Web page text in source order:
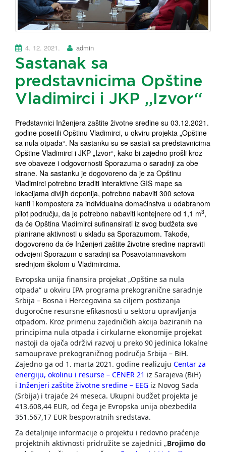
4. 12. 2021. admin
Sastanak sa
predstavnicima Opštine
Vladimirci i JKP „Izvor“
Predstavnici Inženjera zaštite životne sredine su 03.12.2021.
godine posetili Opštinu Vladimirci, u okviru projekta „Opštine
sa nula otpada“. Na sastanku su se sastali sa predstavnicima
Opštine Vladimirci i JKP „Izvor“, kako bi zajedno prošli kroz
sve obaveze i odgovornosti Sporazuma o saradnji za obe
strane. Na sastanku je dogovoreno da je za Opštinu
Vladimirci potrebno izraditi interaktivne GIS mape sa
lokacijama divljih deponija, potrebno nabaviti 300 setova
kanti i kompostera za individualna domaćinstva u odabranom
pilot području, da je potrebno nabaviti kontejnere od 1,1 m3,
da će Opština Vladimirci sufinansirati iz svog budžeta sve
planirane aktivnosti u skladu sa Sporazumom. Takođe,
dogovoreno da će Inženjeri zaštite životne sredine napraviti
odvojeni Sporazum o saradnji sa Posavotamnavskom
srednjom školom u Vladimircima.
Evropska unija finansira projekat „Opštine sa nula
otpada“ u okviru IPA programa prekogranične saradnje
Srbija – Bosna i Hercegovina sa ciljem postizanja
dugoročne resursne efikasnosti u sektoru upravljanja
otpadom. Kroz primenu zajedničkih akcija baziranih na
principima nula otpada i cirkularne ekonomije projekat
nastoji da ojača održivi razvoj u preko 90 jedinica lokalne
samouprave prekograničnog područja Srbija – BiH.
Zajedno ga od 1. marta 2021. godine realizuju Centar za
energiju, okolinu i resurse – CENER 21 iz Sarajeva (BiH)
i Inženjeri zaštite životne sredine – EEG iz Novog Sada
(Srbija) i trajaće 24 meseca. Ukupni budžet projekta je
413.608,44 EUR, od čega je Evropska unija obezbedila
351.567,17 EUR bespovratnih sredstava.
Za detaljnije informacije o projektu i redovno praćenje
projektnih aktivnosti pridružite se zajednici „Brojimo do